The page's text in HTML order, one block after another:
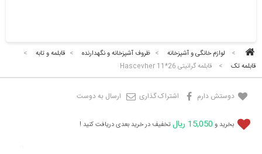
> لوازم خانگی و آشپزخانه > ظروف آشپزخانه و نگهدارنده > قابلمه و تابه
>
قابلمه تک
> قابلمه گرانیتی 26*11 Hascevher
دوستش دارم اشتراک گذاری ارسال به دوست
بخرید و 15,050 ریال تخفیف در خرید بعدی دریافت کنید !